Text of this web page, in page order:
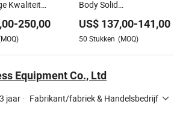
Kwaliteit
Thuis Gym
Gym
-250,00
Body Solid
krachttrainingsapparatuur
borstmachine thuisgym
fitnessapparatuur
US$ 137,00-141,00
50 Stukken (MOQ)
Equipment Co., Ltd
jaar · Fabrikant/fabriek & Handelsbedrijf